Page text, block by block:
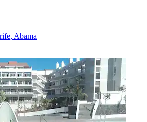
Abama